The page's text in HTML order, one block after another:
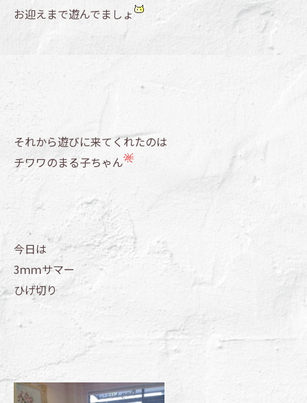
お迎えまで遊んでましょ
それから遊びに来てくれたのは
チワワのまる子ちゃん
今日は
3ｍｍサマー
ひげ切り